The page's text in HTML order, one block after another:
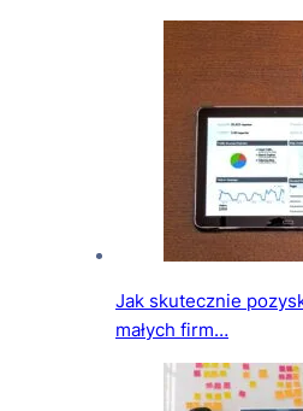
Jak skutecznie
małych firm…